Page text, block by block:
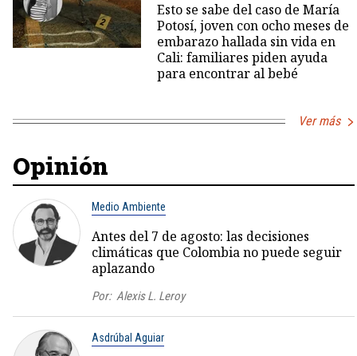
Esto se sabe del caso de María
Potosí, joven con ocho meses de
embarazo hallada sin vida en
Cali: familiares piden ayuda
para encontrar al bebé
Ver más
Opinión
Medio Ambiente
Antes del 7 de agosto: las decisiones
climáticas que Colombia no puede seguir
aplazando
Por: Alexis L. Leroy
Asdrúbal Aguiar